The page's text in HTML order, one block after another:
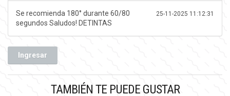
25-11-2025 11:12:31
Se recomienda 180° durante 60/80
segundos Saludos! DETINTAS
Ingresar
TAMBIÉN TE PUEDE GUSTAR